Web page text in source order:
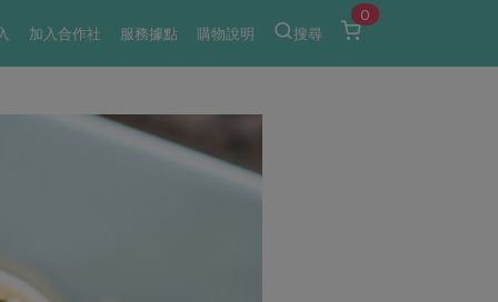
加入合作社 服務據點 購物說明 搜尋
0